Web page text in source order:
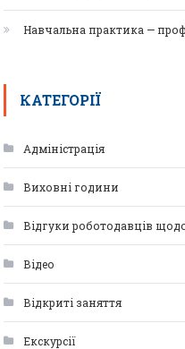
Навчальна практика —
КАТЕГОРІЇ
Адміністрація
Виховні години
Відгуки роботодавців
Відео
Відкриті заняття
Екскурсії